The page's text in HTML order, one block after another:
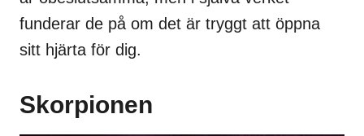
funderar de på om det är tryggt att öppna
sitt hjärta för dig.
Skorpionen